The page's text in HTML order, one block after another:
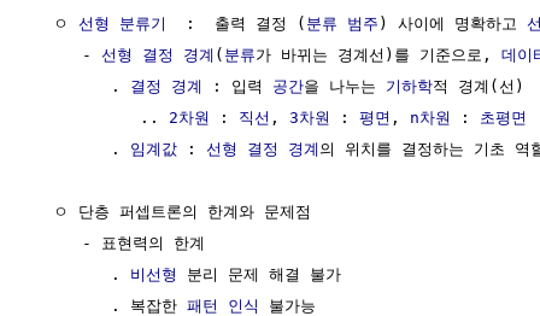
  ㅇ
선형 분류기
  :  출력 결정 (
분류 범주 ) 사이에 명확하고
     -
선형 결정 경계 ( 분류가 바뀌는 경계선)를 기준으로, 데이
        .
결정 경계 : 입력 공간을 나누는 기하학적 경계(선)
           ..
2차원 : 직선 , 3차원 : 평면 , n차원 : 초평면
        .
임계값 : 선형 결정 경계 의 위치를 결정하는 기초 역
  ㅇ 단층 퍼셉트론의 한계와 문제점
     - 표현력의 한계
        .
비선형
분리 문제 해결 불가
        . 복잡한
패턴 인식
불가능